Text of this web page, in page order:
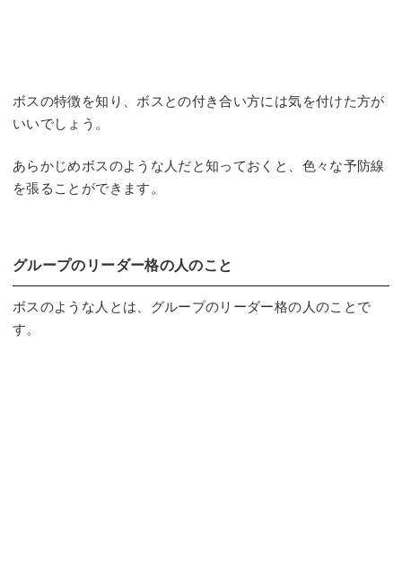
ボスの特徴を知り、ボスとの付き合い方には気を付けた方が
いいでしょう。
あらかじめボスのような人だと知っておくと、色々な予防線
を張ることができます。
グループのリーダー格の人のこと
ボスのような人とは、グループのリーダー格の人のことで
す。